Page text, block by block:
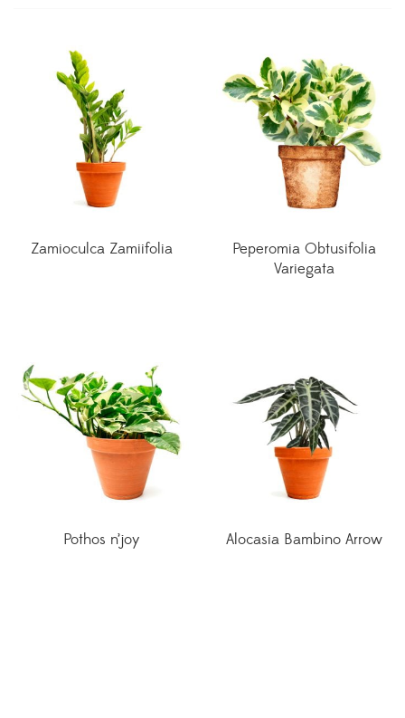
Zamioculca Zamiifolia
Peperomia Obtusifolia
Variegata
Pothos n’joy Alocasia Bambino Arrow